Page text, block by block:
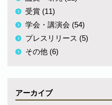
受賞 (11)
学会・講演会 (54)
プレスリリース (5)
その他 (6)
アーカイブ